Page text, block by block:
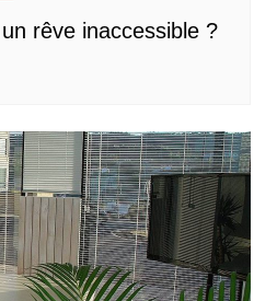
rêve inaccessible ?